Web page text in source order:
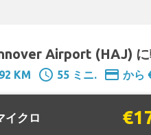
Airport (HAJ)
92 KM schedule 55 ミニ. payment から
イクロ